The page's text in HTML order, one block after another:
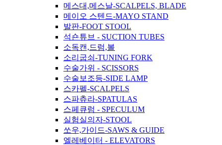
메스대,메스날-SCALPELS, BLADE
메이오 스텐드-MAYO STAND
발판-FOOT STOOL
석숀튜브 - SUCTION TUBES
소독캔,드럼,볼
소리굽쇠-TUNING FORK
수술가위 - SCISSORS
수술보조등-SIDE LAMP
스카펠-SCALPELS
스파츄라-SPATULAS
스페큐럼 - SPECULUM
실험실의자-STOOL
쏘우,가이드-SAWS & GUIDE
엘레베이터 - ELEVATORS